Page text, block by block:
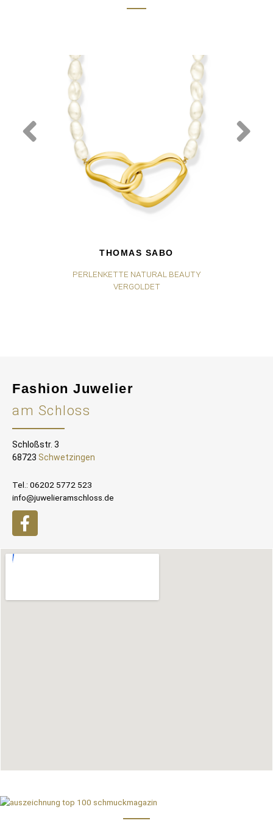
THOMAS SABO
PERLENKETTE NATURAL BEAUTY
VERGOLDET
Fashion Juwelier
am Schloss
Schloßstr. 3
68723 Schwetzingen
Tel.: 06202 5772 523
info@juwelieramschloss.de